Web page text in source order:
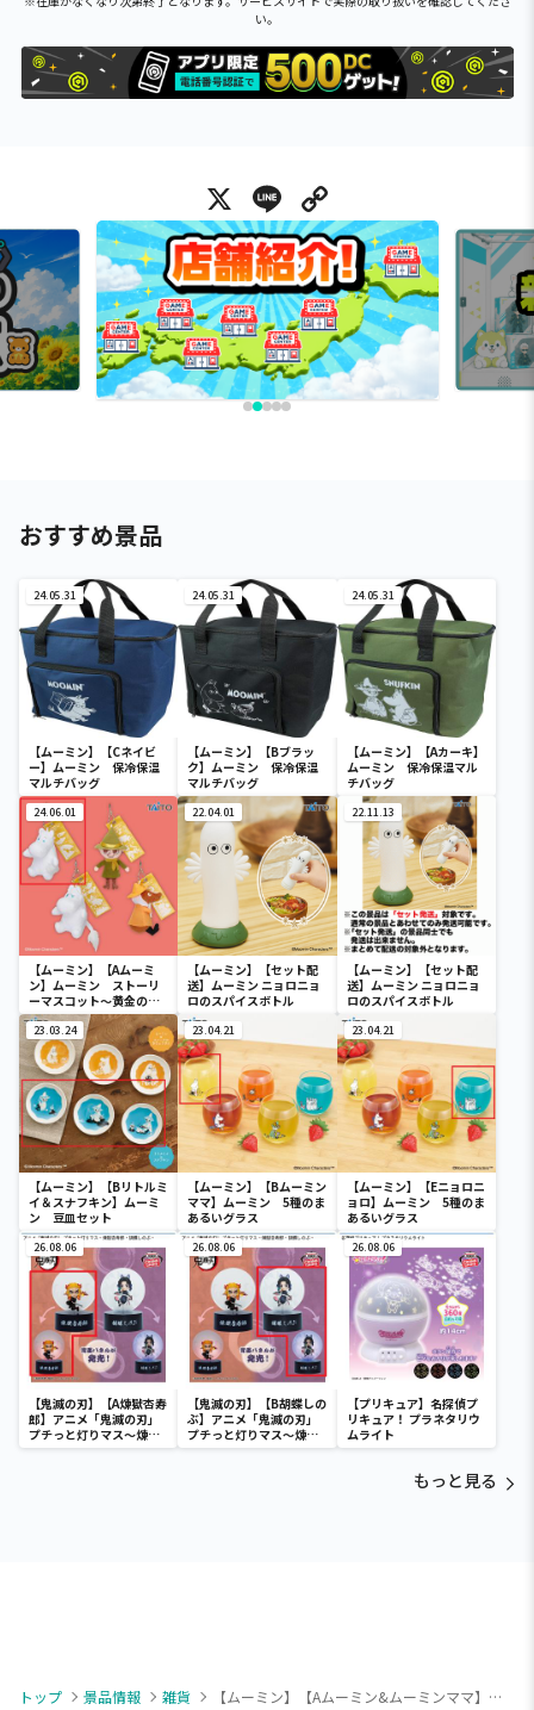
い。
X Line
おすすめ景品
24.05.31
【ムーミン】【Cネイビ
ー】ムーミン 保冷保温
マルチバッグ
24.05.31
【ムーミン】【Bブラッ
ク】ムーミン 保冷保温
マルチバッグ
24.05.31
【ムーミン】【Aカーキ】
ムーミン 保冷保温マル
チバッグ
24.06.01
【ムーミン】【Aムーミ
ン】ムーミン ストーリ
ーマスコット～黄金のし
っぽ～
22.04.01
【ムーミン】【セット配
送】ムーミン ニョロニョ
ロのスパイスボトル
22.11.13
【ムーミン】【セット配
送】ムーミン ニョロニョ
ロのスパイスボトル
23.03.24
【ムーミン】【Bリトルミ
イ＆スナフキン】ムーミ
ン 豆皿セット
23.04.21
【ムーミン】【Bムーミン
ママ】ムーミン 5種のま
あるいグラス
23.04.21
【ムーミン】【Eニョロニ
ョロ】ムーミン 5種のま
あるいグラス
26.08.06
【鬼滅の刃】【A煉獄杏寿
郎】アニメ「鬼滅の刃」
プチっと灯りマス～煉獄
杏寿郎・胡蝶しのぶ～
26.08.06
【鬼滅の刃】【B胡蝶しの
ぶ】アニメ「鬼滅の刃」
プチっと灯りマス～煉獄
杏寿郎・胡蝶しのぶ～
26.08.06
【プリキュア】名探偵プ
リキュア！ プラネタリウ
ムライト
もっと見る
トップ 景品情報 雑貨
【ムーミン】【Aムーミン&ムーミンママ】ムーミン スクエアプレート